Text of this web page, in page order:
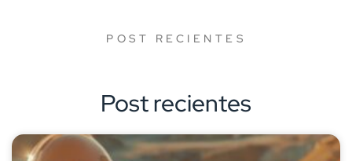
POST RECIENTES
Post recientes